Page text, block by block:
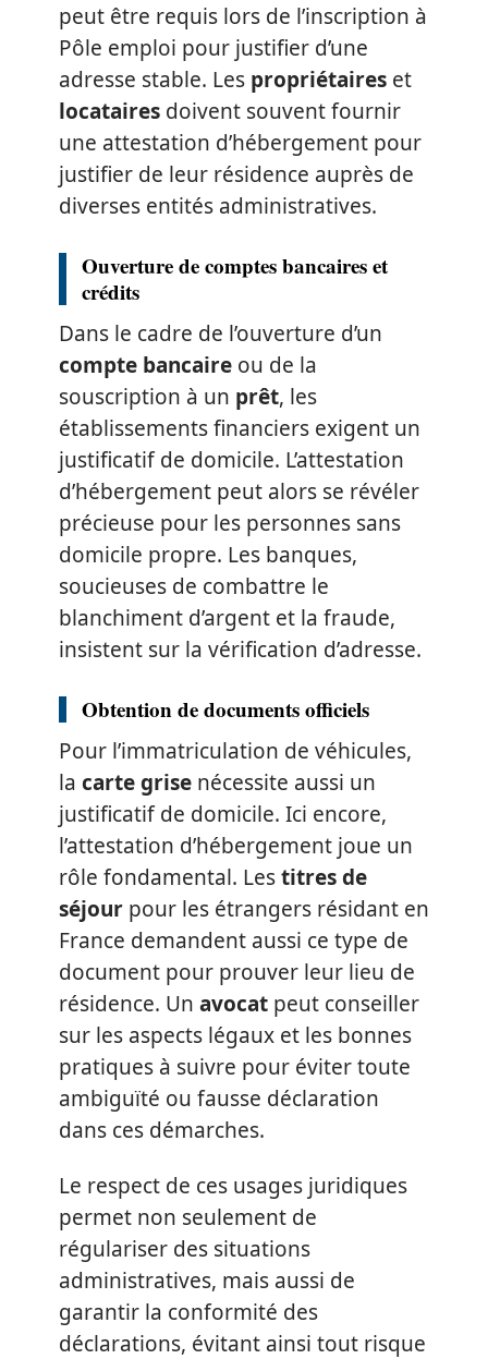
peut être requis lors de l’inscription à
Pôle emploi pour justifier d’une
adresse stable. Les propriétaires et
locataires doivent souvent fournir
une attestation d’hébergement pour
justifier de leur résidence auprès de
diverses entités administratives.
Ouverture de comptes bancaires et
crédits
Dans le cadre de l’ouverture d’un
compte bancaire ou de la
souscription à un prêt, les
établissements financiers exigent un
justificatif de domicile. L’attestation
d’hébergement peut alors se révéler
précieuse pour les personnes sans
domicile propre. Les banques,
soucieuses de combattre le
blanchiment d’argent et la fraude,
insistent sur la vérification d’adresse.
Obtention de documents officiels
Pour l’immatriculation de véhicules,
la carte grise nécessite aussi un
justificatif de domicile. Ici encore,
l’attestation d’hébergement joue un
rôle fondamental. Lestitres de
séjour pour les étrangers résidant en
France demandent aussi ce type de
document pour prouver leur lieu de
résidence. Un avocat peut conseiller
sur les aspects légaux et les bonnes
pratiques à suivre pour éviter toute
ambiguïté ou fausse déclaration
dans ces démarches.
Le respect de ces usages juridiques
permet non seulement de
régulariser des situations
administratives, mais aussi de
garantir la conformité des
déclarations, évitant ainsi tout risque